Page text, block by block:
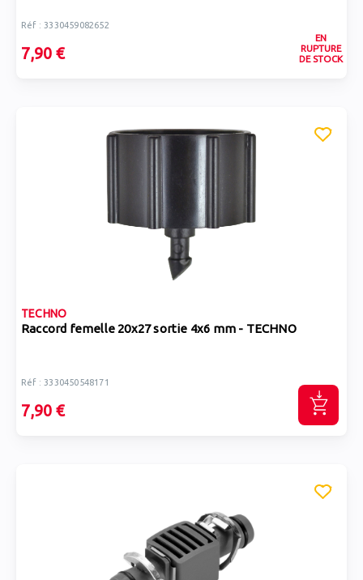
Réf : 3330459082652
7,90 €
EN
RUPTURE
DE STOCK
TECHNO
Raccord femelle 20x27 sortie 4x6 mm - TECHNO
Réf : 3330450548171
7,90 €